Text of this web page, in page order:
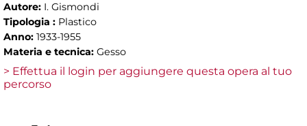
Autore: I. Gismondi
Tipologia : Plastico
Anno: 1933-1955
Materia e tecnica: Gesso
> Effettua il login per aggiungere questa opera al tuo
percorso